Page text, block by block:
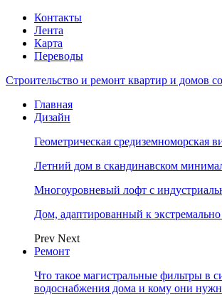
Контакты
Лента
Карта
Переводы
Строительство и ремонт квартир и домов
Главная
Дизайн
Геометрическая средиземноморская
Летний дом в скандинавском
Многоуровневый лофт с
Дом, адаптированный к
Prev Next
Ремонт
Что такое магистральные фильтры в
водоснабжения дома и кому они